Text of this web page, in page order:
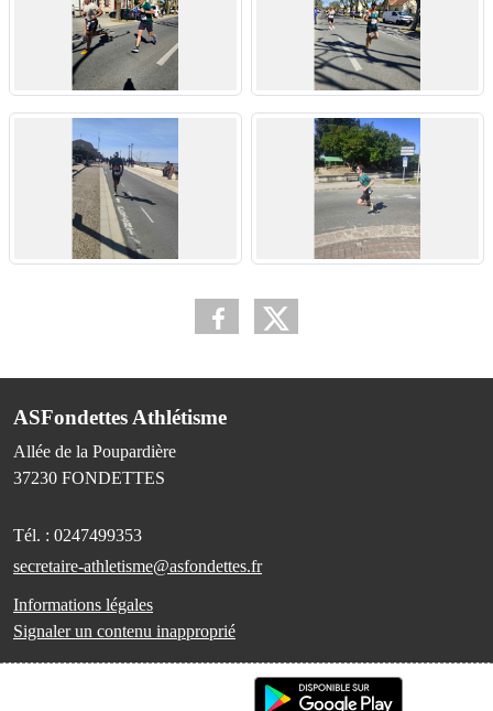
ASFondettes Athlétisme
Allée de la Poupardière
37230 FONDETTES
Tél. : 0247499353
secretaire-athletisme@asfondettes.fr
Informations légales
Signaler un contenu inapproprié